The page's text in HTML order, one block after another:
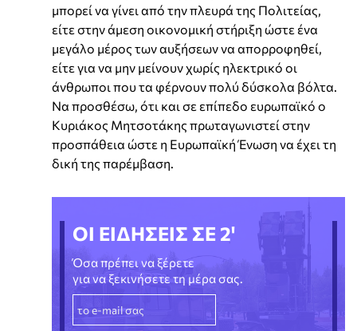
μπορεί να γίνει από την πλευρά της Πολιτείας,
είτε στην άμεση οικονομική στήριξη ώστε ένα
μεγάλο μέρος των αυξήσεων να απορροφηθεί,
είτε για να μην μείνουν χωρίς ηλεκτρικό οι
άνθρωποι που τα φέρνουν πολύ δύσκολα βόλτα.
Να προσθέσω, ότι και σε επίπεδο ευρωπαϊκό ο
Κυριάκος Μητσοτάκης πρωταγωνιστεί στην
προσπάθεια ώστε η Ευρωπαϊκή Ένωση να έχει τη
δική της παρέμβαση.
ΟΙ ΕΙΔΗΣΕΙΣ ΣΕ 2'
Όσα πρέπει να ξέρετε
για να ξεκινήσετε τη μέρα σας.